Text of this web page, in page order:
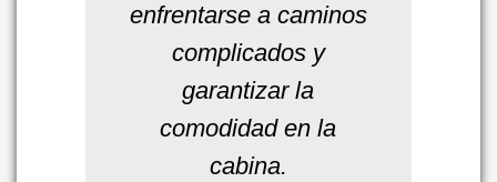
enfrentarse a caminos
complicados y
garantizar la
comodidad en la
cabina.